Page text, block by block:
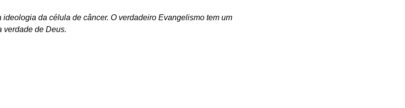
da célula de câncer. O verdadeiro Evangelismo tem um
verdade de Deus.